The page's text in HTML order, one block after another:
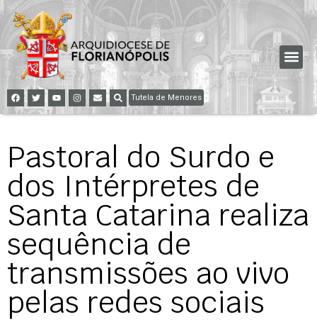
Tutela de Menores
Pastoral do Surdo e
dos Intérpretes de
Santa Catarina realiza
sequência de
transmissões ao vivo
pelas redes sociais